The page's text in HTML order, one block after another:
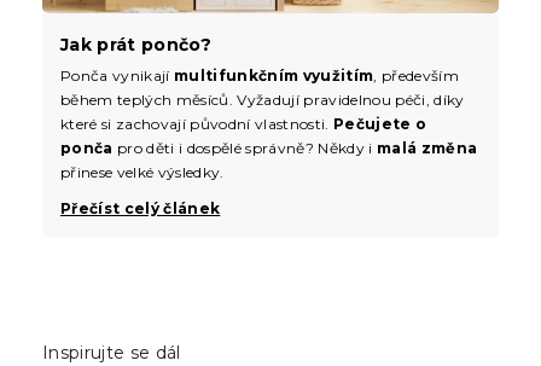
Jak prát pončo?
Ponča vynikají multifunkčním využitím, především
během teplých měsíců. Vyžadují pravidelnou péči, díky
které si zachovají původní vlastnosti. Pečujete o
ponča pro děti i dospělé správně? Někdy i malá změna
přinese velké výsledky.
Přečíst celý článek
Inspirujte se dál